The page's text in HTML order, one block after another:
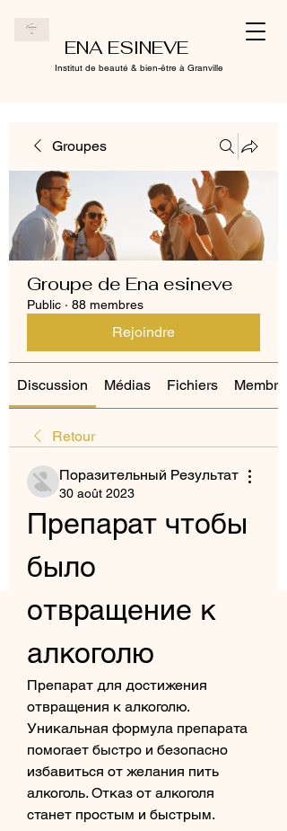
ENA ESINEVE
Institut de beauté & bien-être à Granville
Groupes
Groupe de Ena esineve
Public · 88 membres
Rejoindre
Discussion Médias Fichiers Membres
Retour
Поразительный Результат
30 août 2023
Препарат чтобы
было
отвращение к
алкоголю
Препарат для достижения
отвращения к алкоголю.
Уникальная формула препарата
помогает быстро и безопасно
избавиться от желания пить
алкоголь. Отказ от алкоголя
станет простым и быстрым.